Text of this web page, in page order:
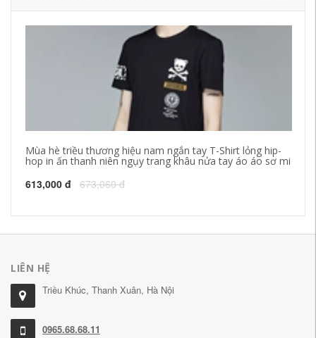
Mùa hè triều thương hiệu nam ngắn tay T-Shirt lỏng hip-
hop in ấn thanh niên ngụy trang khâu nửa tay áo áo sơ mi
613,000 đ 673,060 đ
LIÊN HỆ
Triều Khúc, Thanh Xuân, Hà Nội
0965.68.68.11